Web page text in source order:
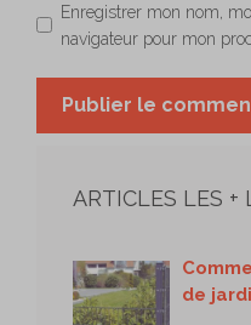
Enregistrer mon nom,
navigateur pour mon
ARTICLES LES +
de